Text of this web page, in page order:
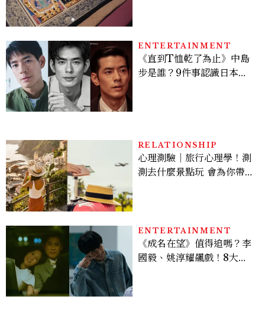
ENTERTAINMENT
《直到T恤乾了為止》中島
步是誰？9件事認識日本
RELATIONSHIP
心理測驗｜旅行心理學！測
測去什麼景點玩 會為你帶來
ENTERTAINMENT
《成名在望》值得追嗎？李
國毅、姚淳耀飆戲！8大看